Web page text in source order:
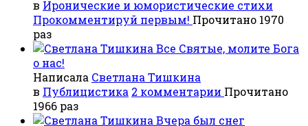
в Иронические и юмористические стихи
Прокомментируй первым! Прочитано 1970
раз
Все Святые, молите Бога
о нас!
Написала Светлана Тишкина
в Публицистика 2 комментарии Прочитано
1966 раз
Вчера был снег